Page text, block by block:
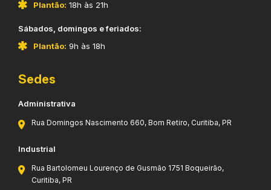
Plantão: 18h às 21h
​Sábados, domingos e feriados:
Plantão: 9h às 18h
Sedes
Administrativa
Rua Domingos Nascimento 660, Bom Retiro, Curitiba, PR
Industrial
Rua Bartolomeu Lourenço de Gusmão 1751 Boqueirão,
Curitiba, PR